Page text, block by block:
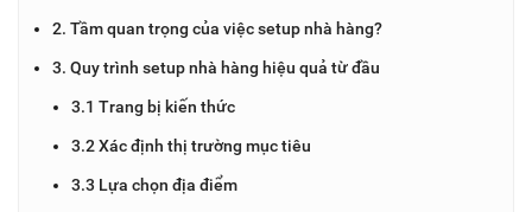
2. Tầm quan trọng của việc setup nhà hàng?
3. Quy trình setup nhà hàng hiệu quả từ đầu
3.1 Trang bị kiến thức
3.2 Xác định thị trường mục tiêu
3.3 Lựa chọn địa điểm